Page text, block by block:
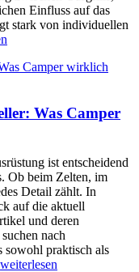
Einfluss auf das
stark von individuellen
Was Camper
ist entscheidend
Ob beim Zelten, im
Detail zählt. In
auf die aktuell
und deren
nach
sowohl praktisch als
weiterlesen